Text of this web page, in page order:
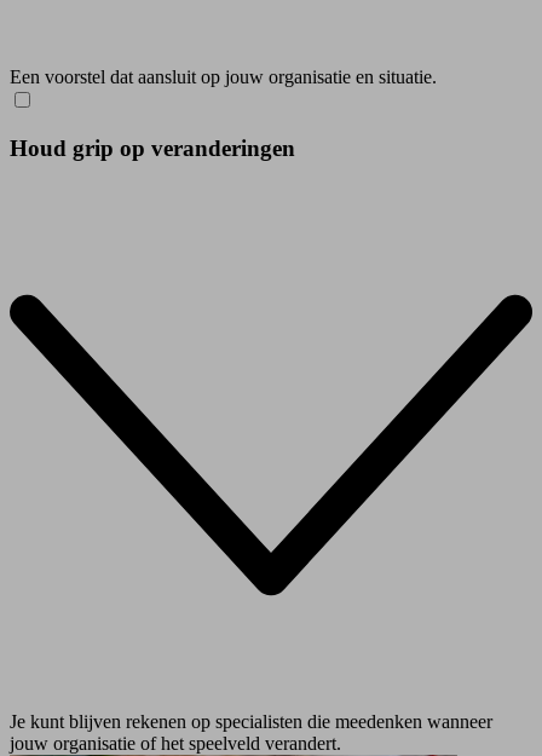
Een voorstel dat aansluit op jouw organisatie en situatie.
Houd grip op veranderingen
Je kunt blijven rekenen op specialisten die meedenken wanneer
jouw organisatie of het speelveld verandert.